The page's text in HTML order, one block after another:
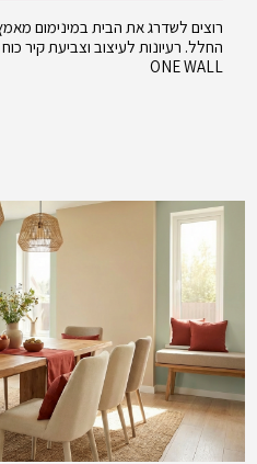
רוצים לשדרג את הבית במינימום
החלל. רעיונות לעיצוב וצביעת קיר
ONE WALL